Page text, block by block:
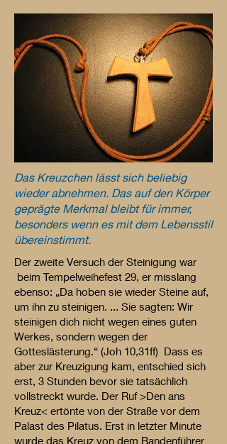
Das Kreuzchen lässt sich beliebig
wieder abnehmen. Das auf den Körper
geprägte Merkmal bleibt für immer,
besonders wenn es mit dem Lebensstil
übereinstimmt.
Der zweite Versuch der Steinigung war
beim Tempelweihefest 29, er misslang
ebenso: „Da hoben sie wieder Steine auf,
um ihn zu steinigen. ... Sie sagten: Wir
steinigen dich nicht wegen eines guten
Werkes, sondern wegen der
Gotteslästerung.“ (Joh 10,31ff) Dass es
aber zur Kreuzigung kam, entschied sich
erst, 3 Stunden bevor sie tatsächlich
vollstreckt wurde. Der Ruf >Den ans
Kreuz< ertönte von der Straße vor dem
Palast des Pilatus. Erst in letzter Minute
wurde das Kreuz von dem Bandenführer